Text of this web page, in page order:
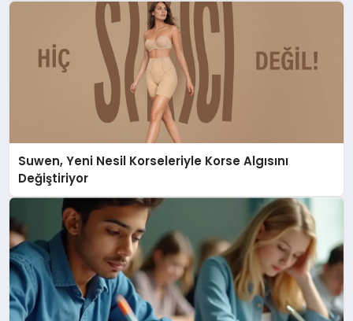
Suwen, Yeni Nesil Korseleriyle Korse Algısını
Değiştiriyor